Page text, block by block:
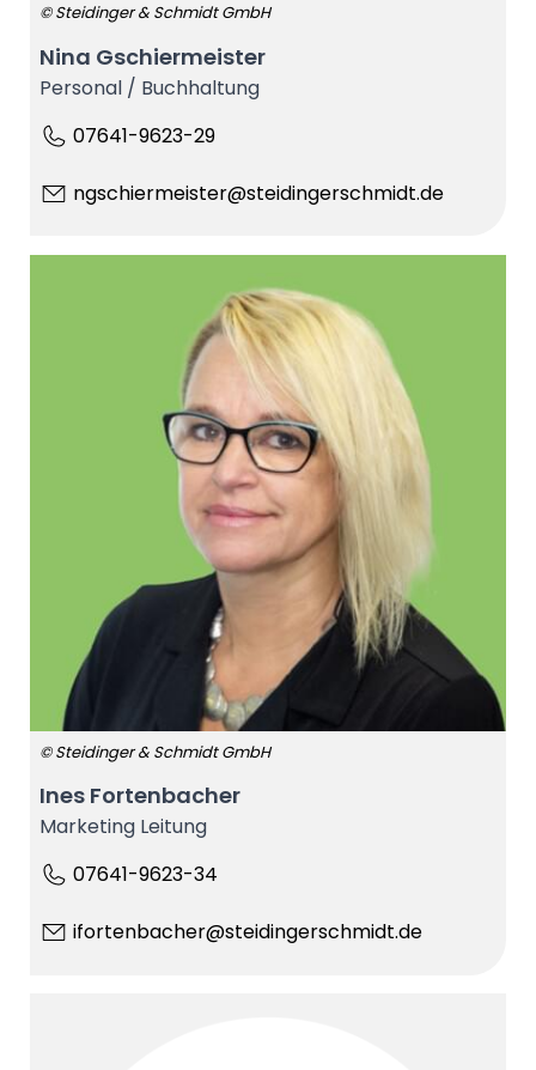
© Steidinger & Schmidt GmbH
Nina Gschiermeister
Personal / Buchhaltung
07641-9623-29
ngschiermeister@steidingerschmidt.de
© Steidinger & Schmidt GmbH
Ines Fortenbacher
Marketing Leitung
07641-9623-34
ifortenbacher@steidingerschmidt.de